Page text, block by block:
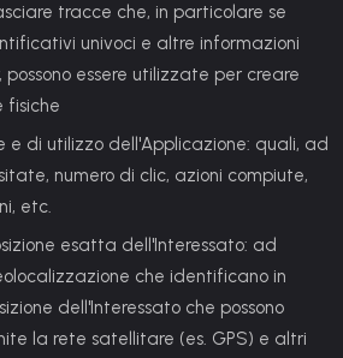
tracce che, in particolare se
univoci e altre informazioni
essere utilizzate per creare
fisiche
e di utilizzo dell'Applicazione: quali, ad
numero di clic, azioni compiute,
etc.
esatta dell'Interessato: ad
che identificano in
dell'Interessato che possono
la rete satellitare (es. GPS) e altri